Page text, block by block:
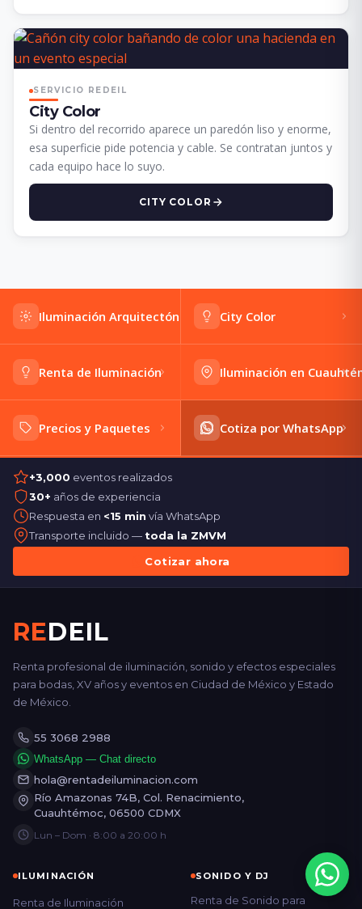
SERVICIO REDEIL
City Color
Si dentro del recorrido aparece un paredón liso y enorme,
esa superficie pide potencia y cable. Se contratan juntos y
cada equipo hace lo suyo.
CITY COLOR
Iluminación Arquitectónica City Color
Renta de Iluminación Iluminación en
Precios y Paquetes Cotiza por WhatsApp
+3,000 eventos realizados
30+ años de experiencia
Respuesta en <15 min vía WhatsApp
Transporte incluido — toda la ZMVM
Cotizar ahora
REDEIL
Renta profesional de iluminación, sonido y efectos especiales
para bodas, XV años y eventos en Ciudad de México y Estado
de México.
55 3068 2988
WhatsApp — Chat directo
hola@rentadeiluminacion.com
Río Amazonas 74B, Col. Renacimiento,
Cuauhtémoc, 06500 CDMX
Lun – Dom · 8:00 a 20:00 h
ILUMINACIÓN
Renta de Iluminación
SONIDO Y DJ
Renta de Sonido para